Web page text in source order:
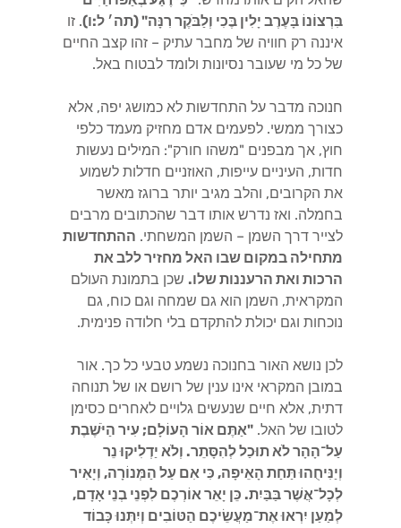
בִּרְצוֹנוֹ בָּעֶרֶב יָלִין בֶּכִי וְלַבֹּקֶר רִנָּה" (תה׳ ל:ו). זו
איננה רק חוויה של מחבר עתיק – זהו קצב החיים
של כל מי שעובר נסיונות ולומד לבטוח באל.
חנוכה מדבר על התחדשות לא כמושג יפה, אלא
כצורך ממשי. לפעמים אדם מחזיק מעמד כלפי
חוץ, אך מבפנים "משהו חורק": המילים נעשות
חדות, העיניים עייפות, האוזניים חדלות לשמוע
את הקרובים, והלב מגיב יותר ברוגז מאשר
בחמלה. ואז נדרש אותו דבר שהכתובים מרבים
לצייר דרך השמן – השמן המשחתי. ההתחדשות
מתחילה במקום שבו האל מחזיר ללב את
הרכות ואת הרעננות שלו. שכן בתמונת העולם
המקראית, השמן הוא גם שמחה וגם כוח, גם
נוכחות וגם יכולת להתקדם בלי חלודה פנימית.
לכן נושא האור בחנוכה נשמע טבעי כל כך. אור
במובן המקראי אינו ענין של רושם או של תנוחה
דתית, אלא חיים שנעשים גלויים לאחרים כסימן
לטובו של האל. "אַתֶּם אוֹר הָעוֹלָם; עִיר הַיֹּשֶׁבֶת
עַל־הָהָר לֹא תוּכַל לְהִסָּתֵר. וְלֹא יַדְלִיקוּ נֵר
וְיַנִּיחֻהוּ תַּחַת הָאֵיפָה, כִּי אִם עַל הַמְּנוֹרָה, וְיָאִיר
לְכָל־אֲשֶׁר בַּבַּיִת. כֵּן יָאֵר אוֹרְכֶם לִפְנֵי בְנֵי אָדָם,
לְמַעַן יִרְאוּ אֶת־מַעֲשֵׂיכֶם הַטּוֹבִים וְיִתְּנוּ כָּבוֹד